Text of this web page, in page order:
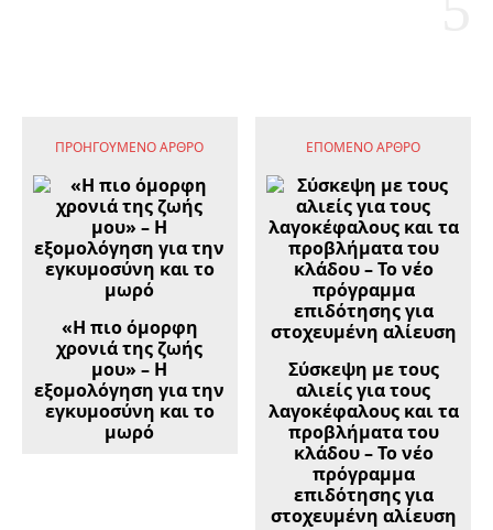
ΠΡΟΗΓΟΎΜΕΝΟ ΆΡΘΡΟ
«Η πιο όμορφη
χρονιά της ζωής
μου» – Η
εξομολόγηση για την
εγκυμοσύνη και το
μωρό
ΕΠΌΜΕΝΟ ΆΡΘΡΟ
Σύσκεψη με τους
αλιείς για τους
λαγοκέφαλους και τα
προβλήματα του
κλάδου – Το νέο
πρόγραμμα
επιδότησης για
στοχευμένη αλίευση